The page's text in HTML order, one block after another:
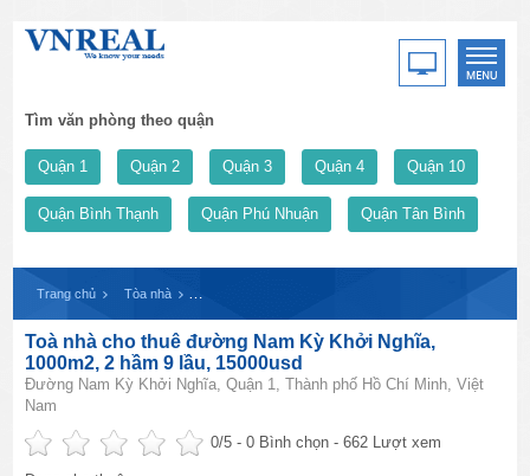
Tìm văn phòng theo quận
Quận 1 Quận 2 Quận 3 Quận 4 Quận 10
Quận Bình Thạnh Quận Phú Nhuận Quận Tân Bình
Trang chủ Tòa nhà
Toà nhà cho thuê đường Nam Kỳ Khởi Nghĩa,
1000m2, 2 hầm 9 lầu, 15000usd
Đường Nam Kỳ Khởi Nghĩa, Quận 1, Thành phố Hồ Chí Minh, Việt
Nam
0/5 -0 Bình chọn - 662 Lượt xem